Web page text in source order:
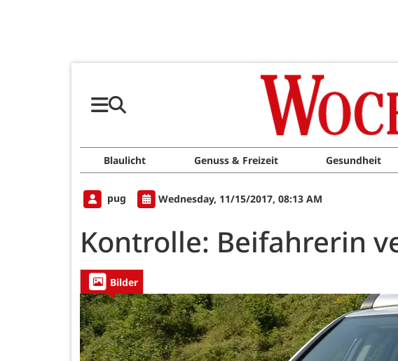
Blaulicht Genuss & Freizeit Gesundheit
pug Wednesday, 11/15/2017, 08:13 AM
Kontrolle: Beifahrerin
Bilder